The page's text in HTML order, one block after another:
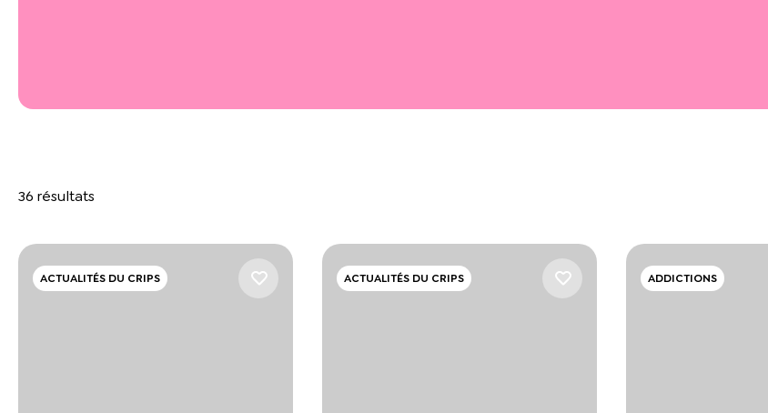
36 résultats
ACTUALITÉS DU CRIPS ACTUALITÉS DU CRIPS ADDICTIONS